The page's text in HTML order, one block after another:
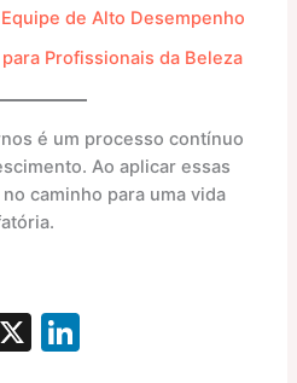
de Alto Desempenho
Profissionais da Beleza
é um processo contínuo
Ao aplicar essas
caminho para uma vida
X Li